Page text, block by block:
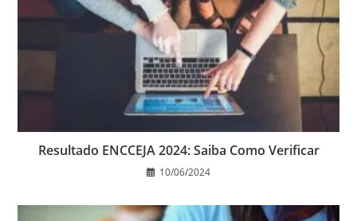
Resultado ENCCEJA 2024: Saiba Como Verificar
10/06/2024